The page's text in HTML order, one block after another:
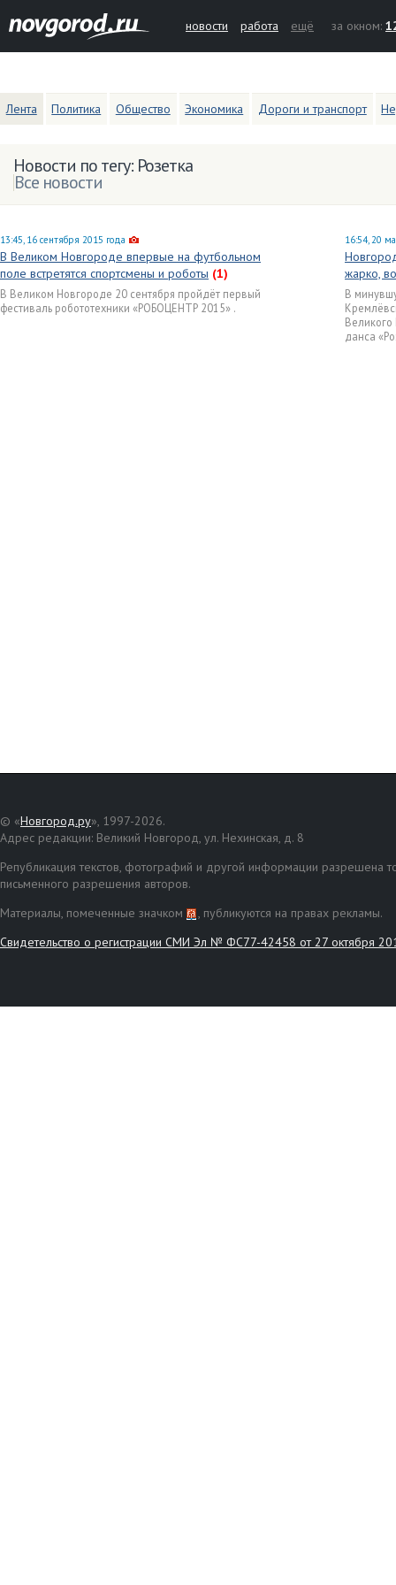
новости работа ещё за окном:
Лента Политика Общество Экономика Дороги и транспорт
Новости по тегу: Розетка
Все новости
13:45, 16 сентября 2015 года
В Великом Новгороде впервые на футбольном
поле встретятся спортсмены и роботы (1)
В Великом Новгороде 20 сентября пройдёт первый
фестиваль робототехники «РОБОЦЕНТР 2015» .
16:54, 20
жарко,
В
данса
© «Новгород.ру», 1997-2026.
Адрес редакции: Великий Новгород, ул. Нехинская, д. 8
Републикация текстов, фотографий и другой информации разрешена
письменного разрешения авторов.
Материалы, помеченные значком
, публикуются на правах рекламы.
Свидетельство о регистрации СМИ Эл № ФС77-42458 от 27 октября